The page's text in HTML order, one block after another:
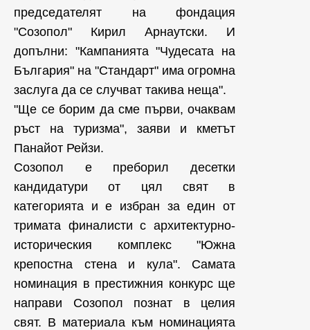
председателят на фондация
"Созопол" Кирил Арнаутски. И
допълни: "Кампанията "Чудесата на
България" на "Стандарт" има огромна
заслуга да се случват такива неща".
"Ще се борим да сме първи, очаквам
ръст на туризма", заяви и кметът
Панайот Рейзи.
Созопол е преборил десетки
кандидатури от цял свят в
категорията и е избран за един от
тримата финалисти с архитектурно-
историческия комплекс "Южна
крепостна стена и кула". Самата
номинация в престижния конкурс ще
направи Созопол познат в целия
свят. В материала към номинацията